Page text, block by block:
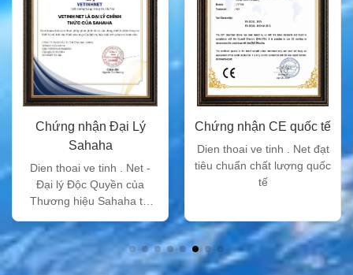
Chứng nhận Đại Lý
Sahaha
Dien thoai ve tinh . Net -
Đại lý Độc Quyền của
Thương hiệu Sahaha tại
Chứng nhận CE quốc tế
Dien thoai ve tinh . Net đạt
tiêu chuẩn chất lượng quốc
tế